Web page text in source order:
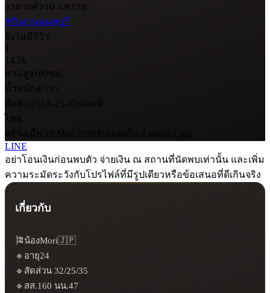
งามวงศ์วาน แคราย
#รับงานนนทบุรี
ยังไม่มีรีวิว
1
14.2k
ส่วนสูง 160ซม.
น้ำหนัก47กก.
สัดส่วน
32A-25-35
LINE
อย่าโอนเงินก่อนพบตัว จ่ายเงิน ณ สถานที่นัดพบเท่านั้น และเพิ่ม
ความระมัดระวังกับโปรไฟล์ที่มีรูปเดียวหรือข้อเสนอที่ดีเกินจริง
เกี่ยวกับ
🎏น้องMori🇯🇵
🔹อายุ24
🔹สัดส่วน 32/25/35
🔹สส.160 นน.47